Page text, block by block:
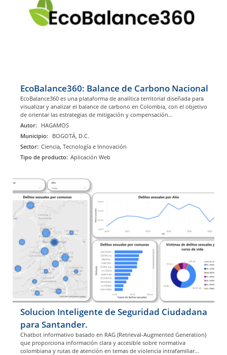
EcoBalance360: Balance de Carbono Nacional
EcoBalance360 es una plataforma de analítica territorial diseñada para
visualizar y analizar el balance de carbono en Colombia, con el objetivo
de orientar las estrategias de mitigación y compensación...
Autor: HAGAMOS
Municipio: BOGOTÁ, D.C.
Sector: Ciencia, Tecnología e Innovación
Tipo de producto: Aplicación Web
Solucion Inteligente de Seguridad Ciudadana
para Santander.
Chatbot informativo basado en RAG (Retrieval-Augmented Generation)
que proporciona información clara y accesible sobre normativa
colombiana y rutas de atención en temas de violencia intrafamiliar...